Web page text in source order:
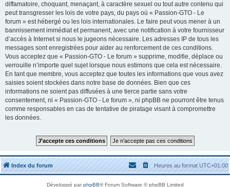
diffamatoire, choquant, menaçant, à caractère sexuel ou tout autre contenu qui
peut transgresser les lois de votre pays, du pays où « Passion-GTO - Le
forum » est hébergé ou les lois internationales. Le faire peut vous mener à un
bannissement immédiat et permanent, avec une notification à votre fournisseur
d’accès à Internet si nous le jugeons nécessaire. Les adresses IP de tous les
messages sont enregistrées pour aider au renforcement de ces conditions.
Vous acceptez que « Passion-GTO - Le forum » supprime, modifie, déplace ou
verrouille n’importe quel sujet lorsque nous estimons que cela est nécessaire.
En tant que membre, vous acceptez que toutes les informations que vous avez
saisies soient stockées dans notre base de données. Bien que ces
informations ne soient pas diffusées à une tierce partie sans votre
consentement, ni « Passion-GTO - Le forum », ni phpBB ne pourront être tenus
comme responsables en cas de tentative de piratage visant à compromettre
les données.
Index du forum Heures au formatUTC+01:00
Développé parphpBB® Forum Software © phpBB Limited